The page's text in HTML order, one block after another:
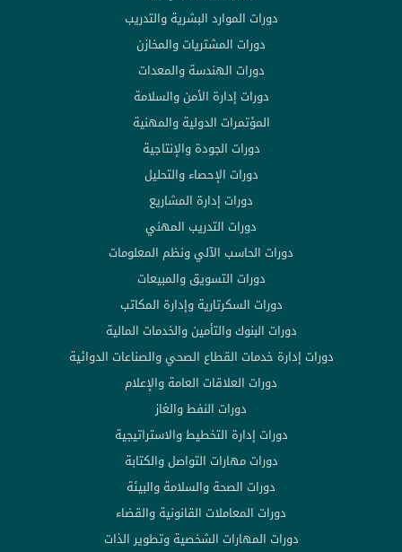
دورات الموارد البشرية والتدريب
دورات المشتريات والمخازن
دورات الهندسة والمعدات
دورات إدارة الأمن والسلامة
المؤتمرات الدولية والمهنية
دورات الجودة والإنتاجية
دورات الإحصاء والتحليل
دورات إدارة المشاريع
دورات التدريب المهني
دورات الحاسب الآلي ونظم المعلومات
دورات التسويق والمبيعات
دورات السكرتارية وإدارة المكاتب
دورات البنوك والتأمين والخدمات المالية
دورات إدارة خدمات القطاع الصحي والصناعات الدوائية
دورات العلاقات العامة والإعلام
دورات النفط والغاز
دورات إدارة التخطيط والاستراتيجية
دورات مهارات التواصل والكتابة
دورات الصحة والسلامة والبيئة
دورات المعاملات القانونية والقضاء
دورات المهارات الشخصية وتطوير الذات